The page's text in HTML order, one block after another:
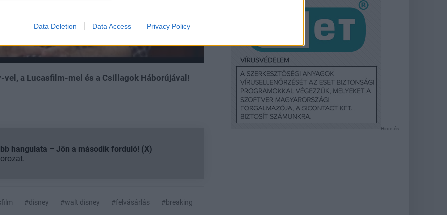
Data Deletion Data Access Privacy Policy
a Lucasfilm-mel és a Csillagok Háborújával!
hangulata – Jön a második forduló! (X)
#disney #walt disney #felvásárlás
#breaking
Hirdetés